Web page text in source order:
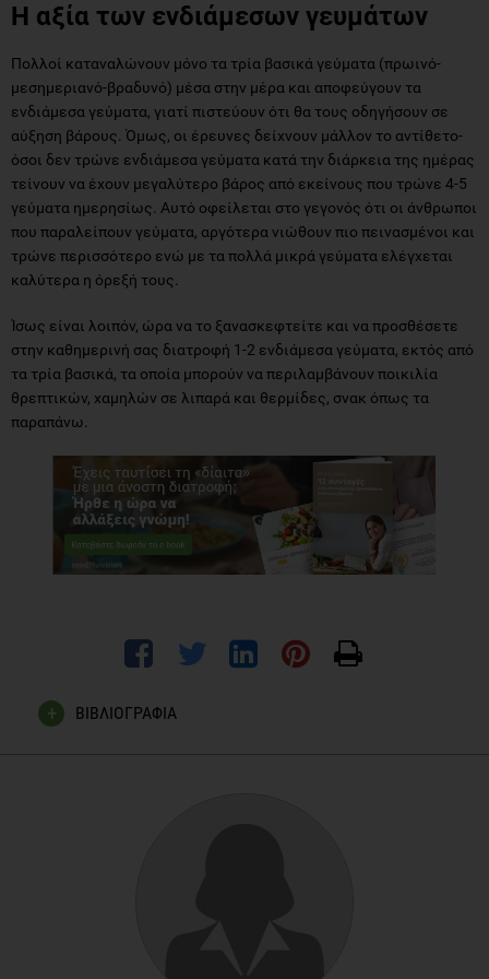
Η αξία των ενδιάμεσων γευμάτων
Πολλοί καταναλώνουν μόνο τα τρία βασικά γεύματα (πρωινό-
μεσημεριανό-βραδυνό) μέσα στην μέρα και αποφεύγουν τα
ενδιάμεσα γεύματα, γιατί πιστεύουν ότι θα τους οδηγήσουν σε
αύξηση βάρους. Όμως, οι έρευνες δείχνουν μάλλον το αντίθετο-
όσοι δεν τρώνε ενδιάμεσα γεύματα κατά την διάρκεια της ημέρας
τείνουν να έχουν μεγαλύτερο βάρος από εκείνους που τρώνε 4-5
γεύματα ημερησίως. Αυτό οφείλεται στο γεγονός ότι οι άνθρωποι
που παραλείπουν γεύματα, αργότερα νιώθουν πιο πεινασμένοι και
τρώνε περισσότερο ενώ με τα πολλά μικρά γεύματα ελέγχεται
καλύτερα η όρεξή τους.
Ίσως είναι λοιπόν, ώρα να το ξανασκεφτείτε και να προσθέσετε
στην καθημερινή σας διατροφή 1-2 ενδιάμεσα γεύματα, εκτός από
τα τρία βασικά, τα οποία μπορούν να περιλαμβάνουν ποικιλία
θρεπτικών, χαμηλών σε λιπαρά και θερμίδες, σνακ όπως τα
παραπάνω.
ΒΙΒΛΙΟΓΡΑΦΙΑ